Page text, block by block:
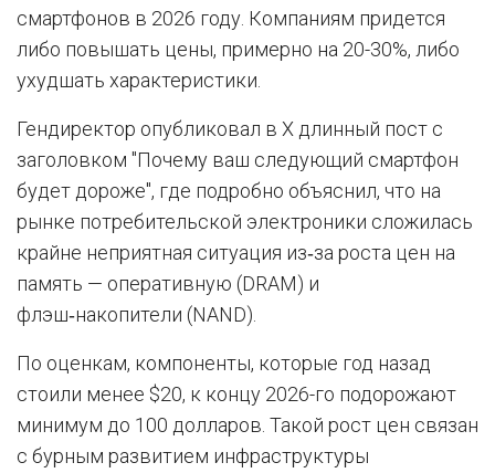
смартфонов в 2026 году. Компаниям придется
либо повышать цены, примерно на 20-30%, либо
ухудшать характеристики.
Гендиректор опубликовал в Х длинный пост с
заголовком "Почему ваш следующий смартфон
будет дороже", где подробно объяснил, что на
рынке потребительской электроники сложилась
крайне неприятная ситуация из‑за роста цен на
память — оперативную (DRAM) и
флэш‑накопители (NAND).
По оценкам, компоненты, которые год назад
стоили менее $20, к концу 2026-го подорожают
минимум до 100 долларов. Такой рост цен связан
с бурным развитием инфраструктуры